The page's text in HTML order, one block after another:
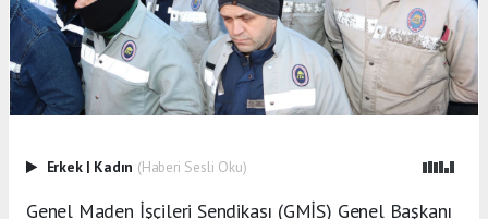
Erkek | Kadın (Haberi Sesli Oku)
Genel Maden İşçileri Sendikası (GMİS) Genel Başkanı